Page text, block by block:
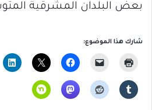
بعض البلدان المشرقية
شارك هذا الموضوع: